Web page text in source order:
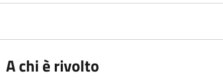
A chi è rivolto